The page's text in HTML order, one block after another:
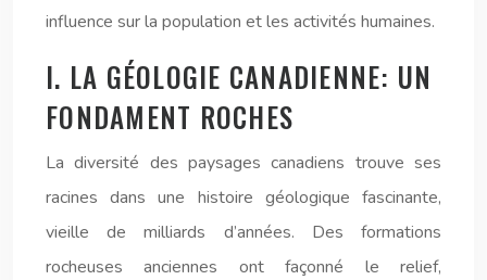
influence sur la population et les activités humaines.
I. LA GÉOLOGIE CANADIENNE: UN
FONDAMENT ROCHES
La diversité des paysages canadiens trouve ses
racines dans une histoire géologique fascinante,
vieille de milliards d’années. Des formations
rocheuses anciennes ont façonné le relief,